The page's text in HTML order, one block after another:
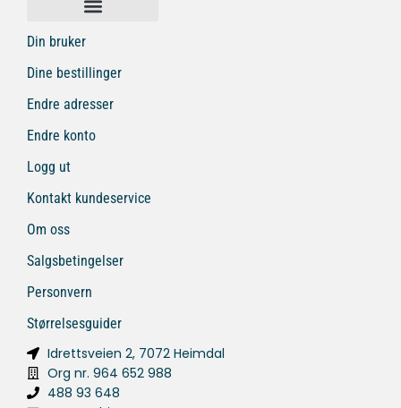
Din bruker
Dine bestillinger
Endre adresser
Endre konto
Logg ut
Kontakt kundeservice
Om oss
Salgsbetingelser
Personvern
Størrelsesguider
Idrettsveien 2, 7072 Heimdal
Org nr. 964 652 988
488 93 648